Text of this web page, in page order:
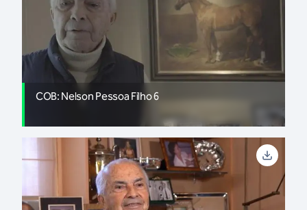
COB: Nelson Pessoa Filho 6